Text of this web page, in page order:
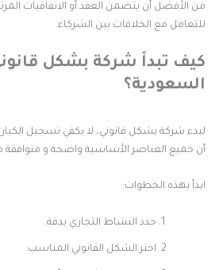
الأفضل أن يتضمن العقد أو الاتفاقيات المرتبطة
مع الخلافات بين الشركاء.
تبدأ شركة بشكل قانوني
شركة بشكل قانوني، لا يكفي تسجيل الكيان
جميع العناصر الأساسية واضحة و متوافقة مع
بهذه الخطوات:
حدد النشاط التجاري بدقة.
اختر الشكل القانوني المناسب.